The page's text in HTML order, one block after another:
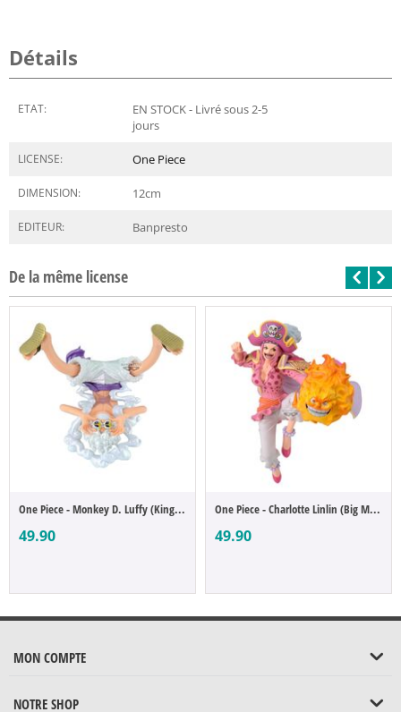
Détails
ETAT:
EN STOCK - Livré sous 2-5
jours
LICENSE: One Piece
DIMENSION: 12cm
EDITEUR: Banpresto
De la même license
One Piece - Monkey D. Luffy (King of Artist)
49.90
One Piece - Charlotte Linlin (Big Mom) (B...
49.90
MON COMPTE
NOTRE SHOP